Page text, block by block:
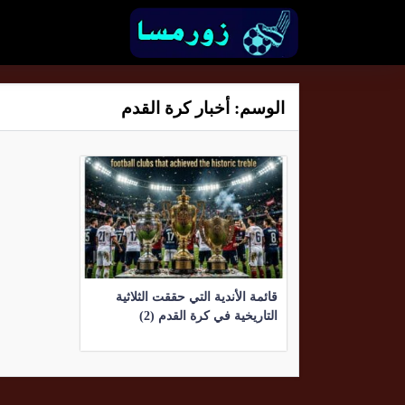
الوسم: أخبار كرة القدم
قائمة الأندية التي حققت الثلاثية
التاريخية في كرة القدم (2)